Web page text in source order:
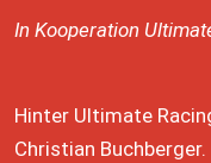
In Kooperation
Hinter Ultimate
Christian